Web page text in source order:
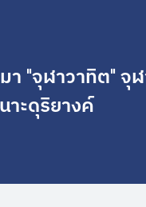
า "จุฬาวาทิต" จุ
าะดุริยางค์